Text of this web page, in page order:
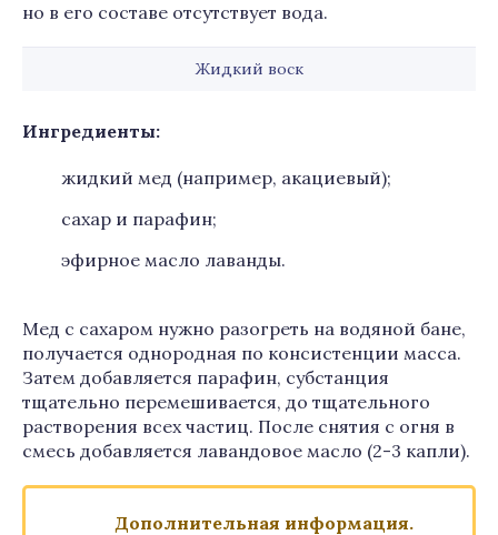
но в его составе отсутствует вода.
Жидкий воск
Ингредиенты:
жидкий мед (например, акациевый);
сахар и парафин;
эфирное масло лаванды.
Мед с сахаром нужно разогреть на водяной бане,
получается однородная по консистенции масса.
Затем добавляется парафин, субстанция
тщательно перемешивается, до тщательного
растворения всех частиц. После снятия с огня в
смесь добавляется лавандовое масло (2-3 капли).
Дополнительная информация.